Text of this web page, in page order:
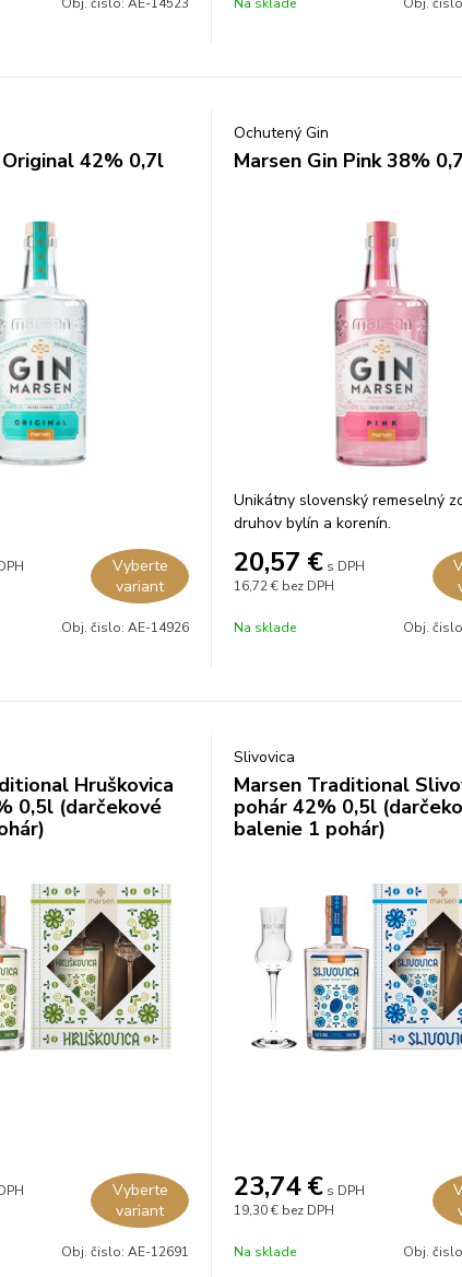
42% 0,7l
Vyberte
variant
Obj. čislo: AE-14926
Ochutený Gin
Marsen Gin Pink 38%
Unikátny slovenský remeselný
druhov bylín a korenín.
20,57 € s DPH
16,72 € bez DPH
Na sklade Obj.
Hruškovica
0,5l (darčekové
Vyberte
variant
Obj. čislo: AE-12691
Slivovica
Marsen Traditional
pohár 42% 0,5l
balenie 1 pohár)
23,74 € s DPH
19,30 € bez DPH
Na sklade Obj.